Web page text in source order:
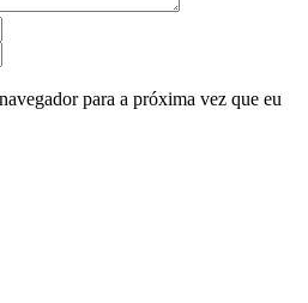
para a próxima vez que eu